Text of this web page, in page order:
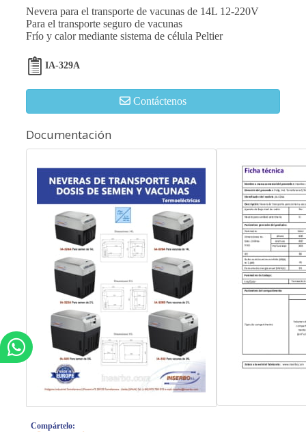
Nevera para el transporte de vacunas de 14L 12-220V
Para el transporte seguro de vacunas
Frío y calor mediante sistema de célula Peltier
IA-329A
Contáctenos
Documentación
Compártelo: